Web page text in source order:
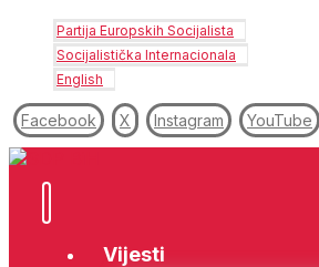
Partija Europskih Socijalista
Socijalistička Internacionala
English
Facebook X Instagram YouTube
Vijesti